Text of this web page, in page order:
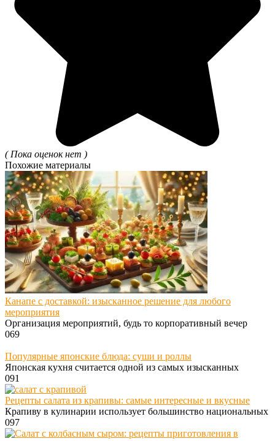
( Пока оценок нет )
Похожие материалы
Канапе с доставкой: изысканное решение для любого
мероприятия
Организация мероприятий, будь то корпоративный вечер
069
Популярные японские блюда: суши и роллы
Японская кухня считается одной из самых изысканных
091
Рецепты салата из крапивы: самые интересные и вкусные
Крапиву в кулинарии использует большинство национальных
097